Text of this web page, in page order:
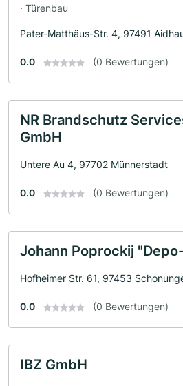
· Türenbau
Pater-Matthäus-Str. 4, 97491
0.0 (0 Bewertungen)
NR Brandschutz
GmbH
Untere Au 4, 97702 Münnerstadt
0.0 (0 Bewertungen)
Johann Poprockij
Hofheimer Str. 61, 97453
0.0 (0 Bewertungen)
IBZ GmbH